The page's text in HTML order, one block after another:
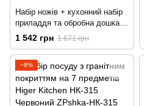
Набір ножів + кухонний набір
приладдя та обробна дошка
17 предметів Zepline ZP-047
червоний
1 542 грн 1 671 грн
−8%